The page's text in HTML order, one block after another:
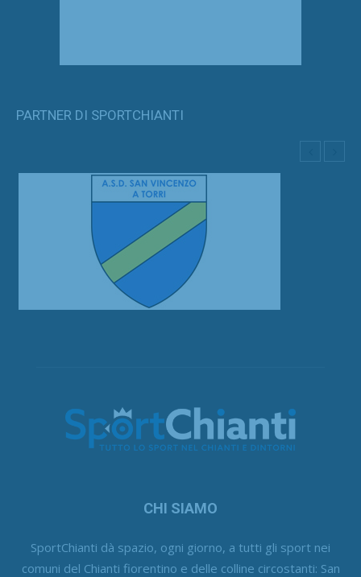
PARTNER DI SPORTCHIANTI
CHI SIAMO
SportChianti dà spazio, ogni giorno, a tutti gli sport nei
comuni del Chianti fiorentino e delle colline circostanti: San